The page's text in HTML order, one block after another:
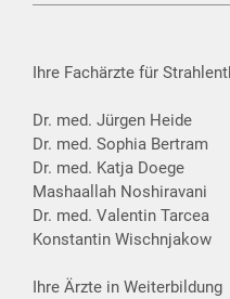
Ihre Fachärzte für
Dr. med. Jürgen Heide
Dr. med. Sophia Bertram
Dr. med. Katja Doege
Mashaallah Noshiravani
Dr. med. Valentin Tarcea
Konstantin Wischnjakow
Ihre Ärzte in Weiterbildung